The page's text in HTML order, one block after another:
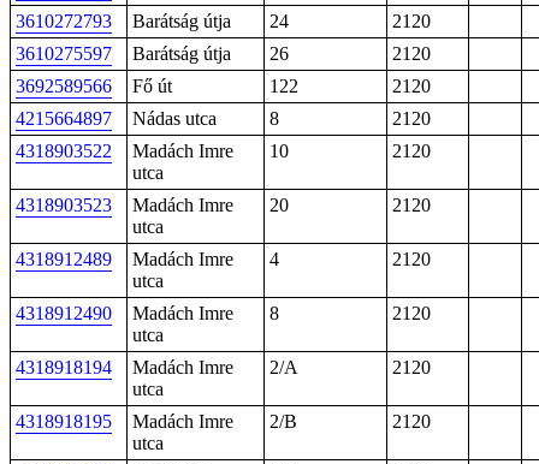
3610272793
Barátság útja 24
2120
3610275597
Barátság útja 26
2120
3692589566
Fő út 122
2120
4215664897
Nádas utca 8
2120
4318903522
Madách Imre
utca
10 2120
4318903523
Madách Imre
utca
20 2120
4318912489
Madách Imre
utca
4 2120
4318912490
Madách Imre
utca
8 2120
4318918194
Madách Imre
utca
2/A 2120
4318918195
Madách Imre
utca
2/B 2120